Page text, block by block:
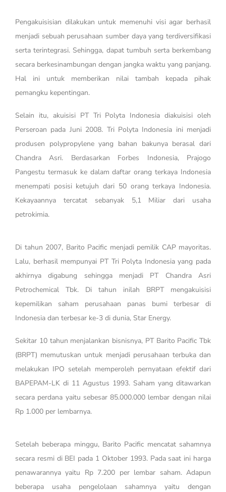
Pengakuisisian dilakukan untuk memenuhi visi agar berhasil
menjadi sebuah perusahaan sumber daya yang terdiversifikasi
serta terintegrasi. Sehingga, dapat tumbuh serta berkembang
secara berkesinambungan dengan jangka waktu yang panjang.
Hal ini untuk memberikan nilai tambah kepada pihak
pemangku kepentingan.
Selain itu, akuisisi PT Tri Polyta Indonesia diakuisisi oleh
Perseroan pada Juni 2008. Tri Polyta Indonesia ini menjadi
produsen polypropylene yang bahan bakunya berasal dari
Chandra Asri. Berdasarkan Forbes Indonesia, Prajogo
Pangestu termasuk ke dalam daftar orang terkaya Indonesia
menempati posisi ketujuh dari 50 orang terkaya Indonesia.
Kekayaannya tercatat sebanyak 5,1 Miliar dari usaha
petrokimia.
Di tahun 2007, Barito Pacific menjadi pemilik CAP mayoritas.
Lalu, berhasil mempunyai PT Tri Polyta Indonesia yang pada
akhirnya digabung sehingga menjadi PT Chandra Asri
Petrochemical Tbk. Di tahun inilah BRPT mengakuisisi
kepemilikan saham perusahaan panas bumi terbesar di
Indonesia dan terbesar ke-3 di dunia, Star Energy.
Sekitar 10 tahun menjalankan bisnisnya, PT Barito Pacific Tbk
(BRPT) memutuskan untuk menjadi perusahaan terbuka dan
melakukan IPO setelah memperoleh pernyataan efektif dari
BAPEPAM-LK di 11 Agustus 1993. Saham yang ditawarkan
secara perdana yaitu sebesar 85.000.000 lembar dengan nilai
Rp 1.000 per lembarnya.
Setelah beberapa minggu, Barito Pacific mencatat sahamnya
secara resmi di BEI pada 1 Oktober 1993. Pada saat ini harga
penawarannya yaitu Rp 7.200 per lembar saham. Adapun
beberapa usaha pengelolaan sahamnya yaitu dengan